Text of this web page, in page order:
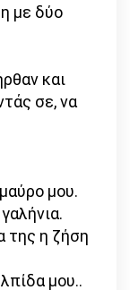
με δύο
και
σε, να
μου.
της η ζήση
μου..